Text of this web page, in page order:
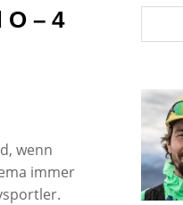
– 4
wenn
immer